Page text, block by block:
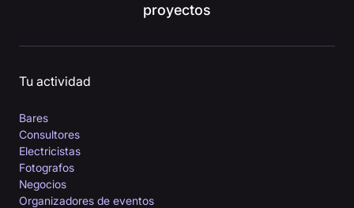
proyectos
Tu actividad
Bares
Consultores
Electricistas
Fotografos
Negocios
Organizadores de eventos